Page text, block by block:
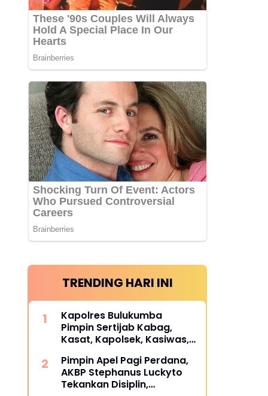
TRENDING HARI INI
Kapolres Bulukumba
Pimpin Sertijab Kabag,
Kasat, Kapolsek, Kasiwas,
ini daftarnya
Pimpin Apel Pagi Perdana,
AKBP Stephanus Luckyto
Tekankan Disiplin,